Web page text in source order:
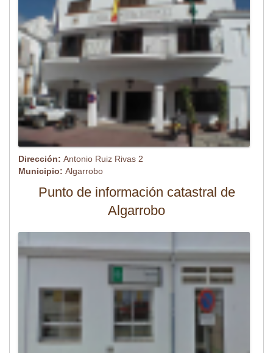
Dirección: Antonio Ruiz Rivas 2
Municipio: Algarrobo
Punto de información catastral de
Algarrobo